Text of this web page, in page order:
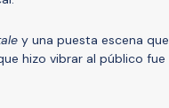
y una puesta escena que
hizo vibrar al público fue